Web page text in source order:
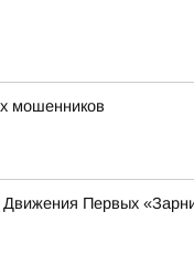
мошенников
Движения Первых